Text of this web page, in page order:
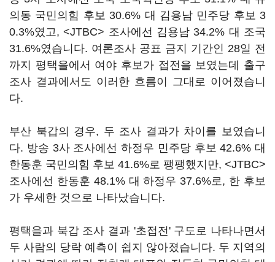
의동 국민의힘 후보 30.6% 대 김용남 민주당 후보 3
0.3%였고, <JTBC> 조사에선 김용남 34.2% 대 조국
31.6%였습니다. 여론조사 공표 금지 기간인 28일 전
까지 평택을에서 여야 후보가 접전을 보였는데 출구
조사 결과에서도 이러한 흐름이 그대로 이어졌습니
다.
부산 북갑의 경우, 두 조사 결과가 차이를 보였습니
다. 방송 3사 조사에선 하정우 민주당 후보 42.6% 대
한동훈 국민의힘 후보 41.6%로 팽팽했지만, <JTBC>
조사에선 한동훈 48.1% 대 하정우 37.6%로, 한 후보
가 우세한 것으로 나타났습니다.
평택을과 북갑 조사 결과 '초접전' 구도로 나타나면서
두 사람의 당락 예측이 쉽지 않아졌습니다. 두 지역의